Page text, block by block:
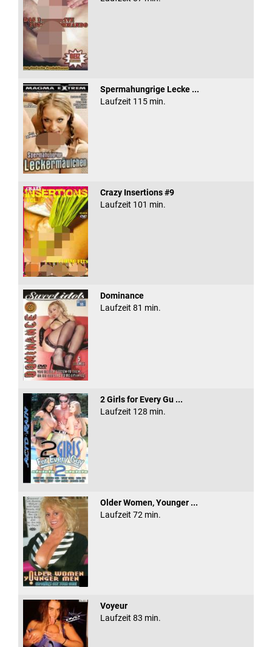
Spermahungrige Lecke ...
Laufzeit 115 min.
Crazy Insertions #9
Laufzeit 101 min.
Dominance
Laufzeit 81 min.
2 Girls for Every Gu ...
Laufzeit 128 min.
Older Women, Younger ...
Laufzeit 72 min.
Voyeur
Laufzeit 83 min.